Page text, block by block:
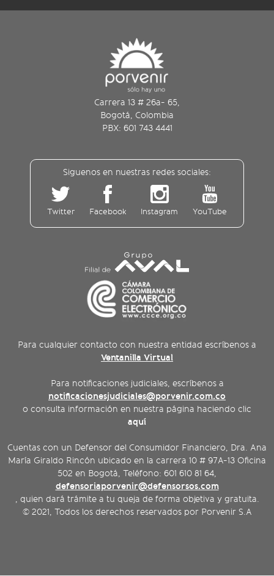
Carrera 13 # 26a- 65,
Bogotá, Colombia
PBX: 601 743 4441
Siguenos en nuestras redes sociales:
Twitter Facebook Instagram YouTube
Para cualquier contacto con nuestra entidad escríbenos a
Ventanilla Virtual
Para notificaciones judiciales, escríbenos a
notificacionesjudiciales@porvenir.com.co
o consulta información en nuestra página haciendo clic
aquí
Cuentas con un Defensor del Consumidor Financiero, Dra. Ana
María Giraldo Rincón ubicado en la carrera 10 # 97A-13 Oficina
502 en Bogotá, Teléfono: 601 610 81 64,
defensoriaporvenir@defensorsos.com
, quien dará trámite a tu queja de forma objetiva y gratuita.
© 2021, Todos los derechos reservados por Porvenir S.A